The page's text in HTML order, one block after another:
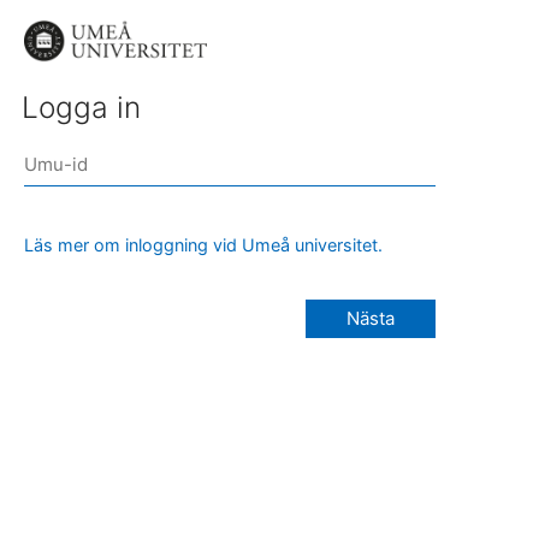
Logga in
Läs mer om inloggning vid Umeå universitet.
Nästa